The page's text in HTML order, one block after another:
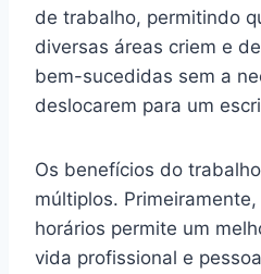
de trabalho, permitindo
diversas áreas criem e
bem-sucedidas sem a
deslocarem para um
Os benefícios do
múltiplos.
horários permite um
vida profissional e